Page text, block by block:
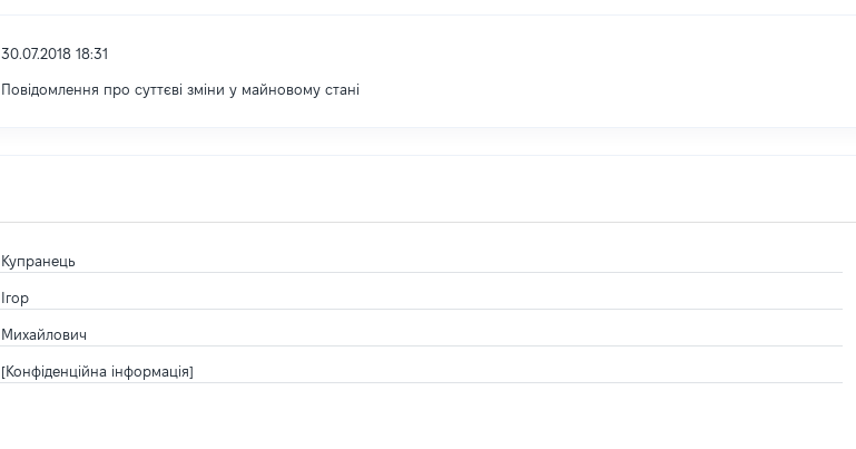
30.07.2018 18:31
Повідомлення про суттєві зміни y майновому стані
Купранець
Ігор
Михайлович
[Конфіденційна інформація]